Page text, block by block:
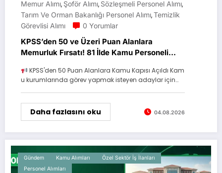
Memur Alımı, Şoför Alımı, Sözleşmeli Personel Alımı,
Tarım Ve Orman Bakanlığı Personel Alımı,Temizlik
Görevlisi Alımı
0 Yorumlar
KPSS’den 50 ve Üzeri Puan Alanlara
Memurluk Fırsatı! 81 İlde Kamu Personeli
KPSS'den 50 Puan Alanlara Kamu Kapısı Açıldı Kam
u kurumlarında görev yapmak isteyen adaylar için…
Daha fazlasını oku 04.08.2026
Gündem Kamu Alımları
Özel Sektör İş İlanları
Personel Alımları